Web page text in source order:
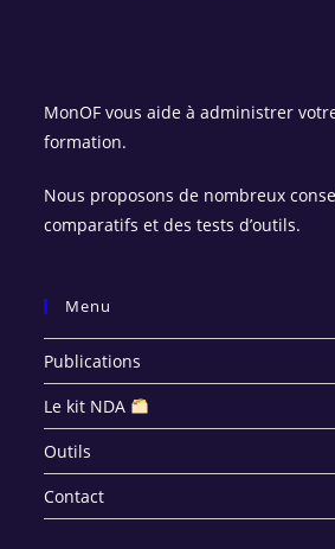
MonOF vous aide à administrer
formation.
Nous proposons de nombreux
comparatifs et des tests d’outils.
Menu
Publications
Le kit NDA
Outils
Contact